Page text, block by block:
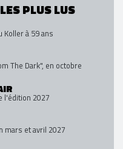
PLUS LUS
Koller à 59 ans
The Dark", en octobre
l'édition 2027
mars et avril 2027